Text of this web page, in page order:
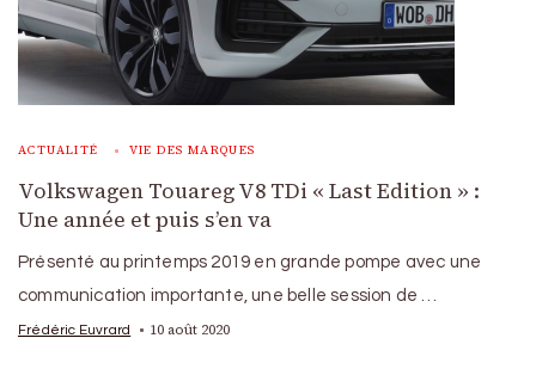
ACTUALITÉ VIE DES MARQUES
Volkswagen Touareg V8 TDi « Last Edition » :
Une année et puis s’en va
Présenté au printemps 2019 en grande pompe avec une
communication importante, une belle session de …
Frédéric Euvrard 10 août 2020